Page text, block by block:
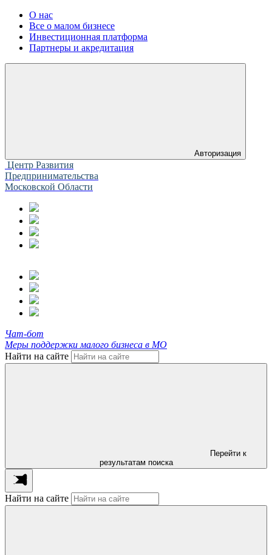
О нас
Все о малом бизнесе
Инвестиционная платформа
Партнеры и акредитация
Авторизация
Центр Развития
Предпринимательства
Московской Области
Чат-бот
Меры поддержки малого бизнеса в МО
Найти на сайте
Перейти к
результатам поиска
Найти на сайте